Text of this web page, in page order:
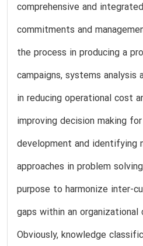
comprehensive and
commitments and
the process in producing a
campaigns, systems analysis
in reducing operational cost
improving decision making
development and identifying
approaches in problem
purpose to harmonize inter-
gaps within an organizational
Obviously, knowledge